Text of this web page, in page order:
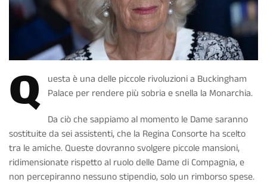
Q uesta è una delle piccole rivoluzioni a Buckingham
Palace per rendere più sobria e snella la Monarchia.
Da ciò che sappiamo al momento le Dame saranno
sostituite da sei assistenti, che la Regina Consorte ha scelto
tra le amiche. Queste dovranno svolgere piccole mansioni,
ridimensionate rispetto al ruolo delle Dame di Compagnia, e
non percepiranno nessuno stipendio, solo un rimborso spese.